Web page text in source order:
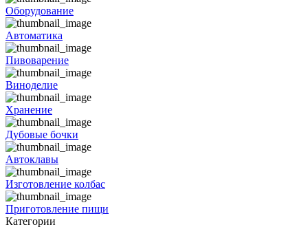
Оборудование
Автоматика
Пивоварение
Виноделие
Хранение
Дубовые бочки
Автоклавы
Изготовление колбас
Приготовление пищи
Категории